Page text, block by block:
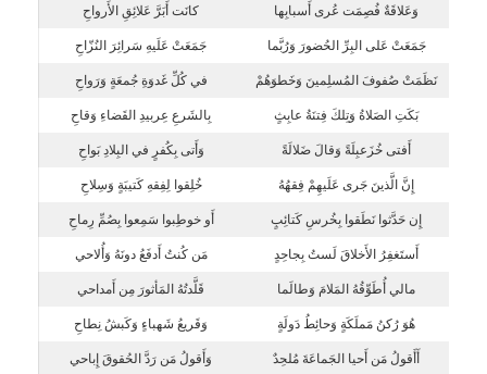
وَعَلاقَةٌ فُصِمَت عُرى أَسبابِها كانَت أَبَرَّ عَلائِقِ الأَرواحِ
جَمَعَتْ عَلى البِرِّ الحُضورَ وَرُبَّما جَمَعَتْ عَلَيهِ سَرائِرَ النُزّاحِ
نَظَمَتْ صُفوفَ المُسلِمينَ وَخَطوَهُمْ في كُلِّ غَدوَةِ جُمعَةٍ وَرَواحِ
بَكَتِ الصَلاةُ وَتِلكَ فِتنَةُ عابِثٍ بِالشَرعِ عِربيدِ القَضاءِ وَقاحِ
أَفتى خُزَعبِلَةً وَقالَ ضَلالَةً وَأَتى بِكُفرٍ في البِلادِ بَواحِ
إِنَّ الَّذينَ جَرى عَلَيهِمْ فِقهُهُ خُلِقوا لِفِقهِ كَتيبَةٍ وَسِلاحِ
إِن حَدَّثوا نَطَقوا بِخُرسِ كَتائِبٍ أَو خوطِبوا سَمِعوا بِصُمِّ رِماحِ
أَستَغفِرُ الأَخلاقَ لَستُ بِجاحِدٍ مَن كُنتُ أَدفَعُ دونَهُ وَأُلاحي
مالي أُطَوِّقُهُ المَلامَ وَطالَما قَلَّدتُهُ المَأثورَ مِن أَمداحي
هُوَ رُكنُ مَملَكَةٍ وَحائِطُ دَولَةٍ وَقَريعُ شَهباءٍ وَكَبشُ نِطاحِ
أَأَقولُ مَن أَحيا الجَماعَةَ مُلحِدٌ وَأَقولُ مَن رَدَّ الحُقوقَ إِباحي